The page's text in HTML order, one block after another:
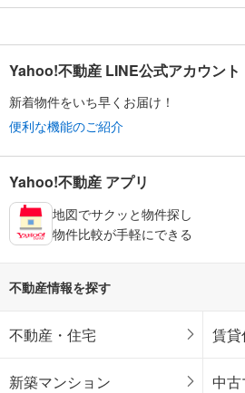
Yahoo!不動産 LINE公式アカウント
新着物件をいち早くお届け！
便利な機能のご紹介
Yahoo!不動産 アプリ
地図でサクッと物件探し
物件比較が手軽にできる
不動産情報を探す
不動産・住宅 賃貸
新築マンション 中